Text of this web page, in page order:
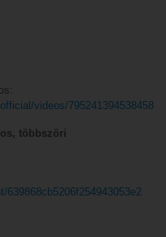
videos/795241394538458
többszöri